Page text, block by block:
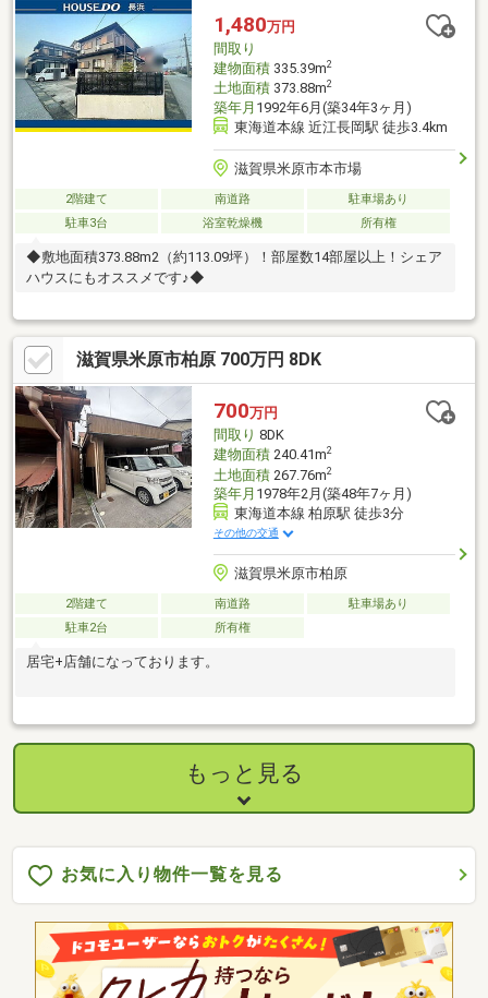
1,480万円
間取り
建物面積335.39m2
土地面積373.88m2
築年月 1992年6月(築34年3ヶ月)
東海道本線 近江長岡駅 徒歩3.4km
滋賀県米原市本市場
2階建て 南道路
駐車場あり
駐車3台
浴室乾燥機 所有権
◆敷地面積373.88m2（約113.09坪）！部屋数14部屋以上！シェア
ハウスにもオススメです♪◆
滋賀県米原市柏原 700万円 8DK
700万円
間取り 8DK
建物面積240.41m2
土地面積267.76m2
築年月 1978年2月(築48年7ヶ月)
東海道本線 柏原駅 徒歩3分
その他の交通
滋賀県米原市柏原
2階建て 南道路
駐車場あり
駐車2台
所有権
居宅+店舗になっております。
もっと見る
お気に入り物件一覧を見る